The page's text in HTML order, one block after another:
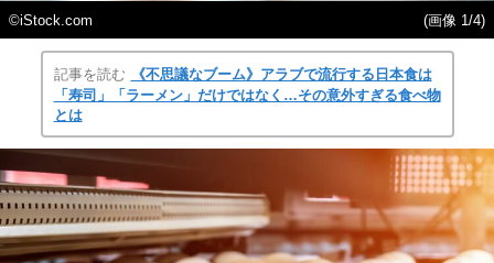
©iStock.com (画像 1/4)
記事を読む
《不思議なブーム》アラブで流行する日本食は
「寿司」「ラーメン」だけではなく…その意外すぎる食べ物
とは